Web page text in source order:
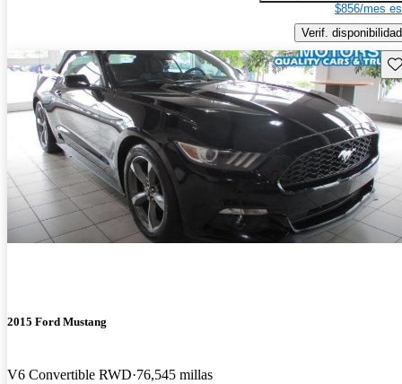
$856/mes
Verif. disponibilidad
2015 Ford Mustang
V6 Convertible RWD 76,545 millas